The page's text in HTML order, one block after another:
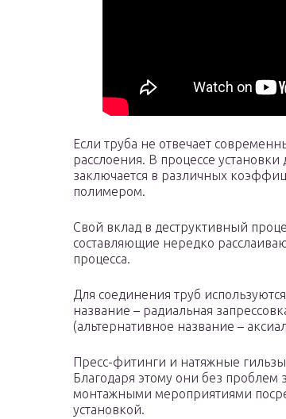
Если труба не отвечает
расслоения. В процессе
заключается в различных
полимером.
Свой вклад в деструктивный
составляющие нередко
процесса.
Для соединения труб
название – радиальная
(альтернативное название –
Пресс-фитинги и натяжные
Благодаря этому они без проблем
монтажными мероприятиями
установкой.